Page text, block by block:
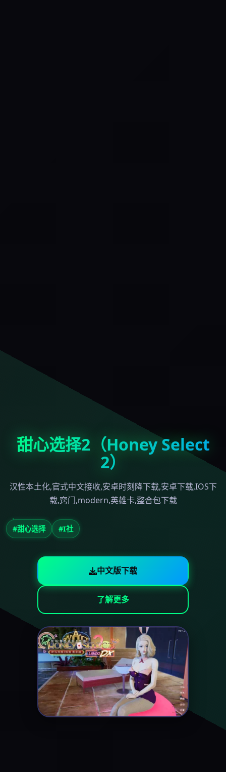
甜心选择2（Honey Select
2）
汉性本土化,官式中文接收,安卓时刻降下载,安卓下载,IOS下
载,窍门,modern,英雄卡,整合包下载
#甜心选择 #I社
中文版下载
了解更多